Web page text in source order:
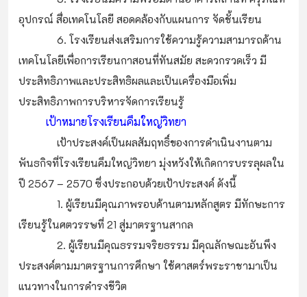
อุปกรณ์ สื่อเทคโนโลยี สอดคล้องกับแผนการ จัดชั้นเรียน
6. โรงเรียนส่งเสริมการใช้ความรู้ความสามารถด้าน
เทคโนโลยีเพื่อการเรียนกาสอนที่ทันสมัย สะดวกรวดเร็ว มี
ประสิทธิภาพและประสิทธิผลและเป็นเครื่องมือเพิ่ม
ประสิทธิภาพการบริหารจัดการเรียนรู้
เป้าหมายโรงเรียนคึมใหญ่วิทยา
เป้าประสงค์เป็นผลสัมฤทธิ์ของการดำเนินงานตาม
พันธกิจที่โรงเรียนคึมใหญ่วิทยา มุ่งหวังให้เกิดการบรรลุผลใน
ปี 2567 – 2570 ซึ่งประกอบด้วยเป้าประสงค์ ดังนี้
1. ผู้เรียนมีคุณภาพรอบด้านตามหลักสูตร มีทักษะการ
เรียนรู้ในศตวรรษที่ 21 สู่มาตรฐานสากล
2. ผู้เรียนมีคุณธรรมจริยธรรม มีคุณลักษณะอันพึง
ประสงค์ตามมาตรฐานการศึกษา ใช้ศาสตร์พระราชามาเป็น
แนวทางในการดำรงชีวิต